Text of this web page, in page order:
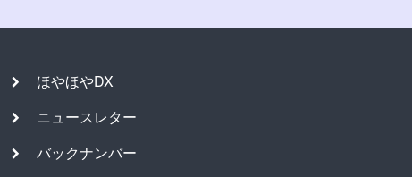
ほやほやDX
ニュースレター
バックナンバー